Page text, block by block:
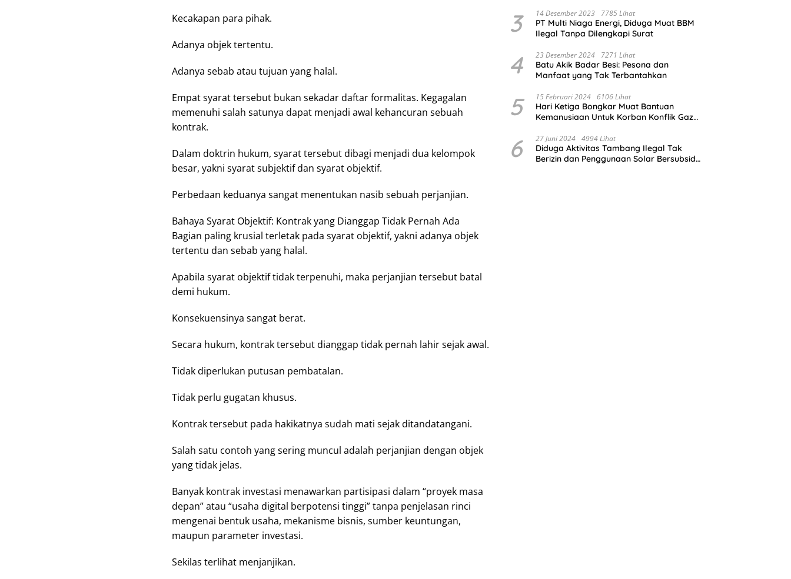
Kecakapan para pihak.
Adanya objek tertentu.
Adanya sebab atau tujuan yang halal.
Empat syarat tersebut bukan sekadar daftar formalitas. Kegagalan
memenuhi salah satunya dapat menjadi awal kehancuran sebuah
kontrak.
Dalam doktrin hukum, syarat tersebut dibagi menjadi dua kelompok
besar, yakni syarat subjektif dan syarat objektif.
Perbedaan keduanya sangat menentukan nasib sebuah perjanjian.
Bahaya Syarat Objektif: Kontrak yang Dianggap Tidak Pernah Ada
Bagian paling krusial terletak pada syarat objektif, yakni adanya objek
tertentu dan sebab yang halal.
Apabila syarat objektif tidak terpenuhi, maka perjanjian tersebut batal
demi hukum.
Konsekuensinya sangat berat.
Secara hukum, kontrak tersebut dianggap tidak pernah lahir sejak awal.
Tidak diperlukan putusan pembatalan.
Tidak perlu gugatan khusus.
Kontrak tersebut pada hakikatnya sudah mati sejak ditandatangani.
Salah satu contoh yang sering muncul adalah perjanjian dengan objek
yang tidak jelas.
Banyak kontrak investasi menawarkan partisipasi dalam “proyek masa
depan” atau “usaha digital berpotensi tinggi” tanpa penjelasan rinci
mengenai bentuk usaha, mekanisme bisnis, sumber keuntungan,
maupun parameter investasi.
Sekilas terlihat menjanjikan.
3 14 Desember 2023 7785 Lihat
PT Multi Niaga Energi, Diduga Muat BBM
Ilegal Tanpa Dilengkapi Surat
4 23 Desember 2024 7271 Lihat
Batu Akik Badar Besi: Pesona dan
Manfaat yang Tak Terbantahkan
5 15 Februari 2024 6106 Lihat
Hari Ketiga Bongkar Muat Bantuan
Kemanusiaan Untuk Korban Konflik Gaza
6 27 Juni 2024 4994 Lihat
Diduga Aktivitas Tambang Ilegal Tak
Berizin dan Penggunaan Solar Bersubsidi